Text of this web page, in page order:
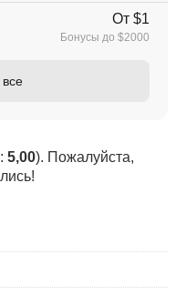
От $1
Бонусы до $2000
5,00). Пожалуйста,